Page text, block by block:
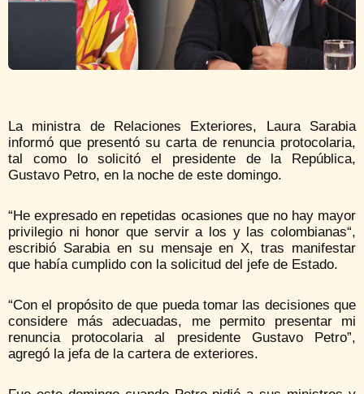
La ministra de Relaciones Exteriores, Laura Sarabia
informó que presentó su carta de renuncia protocolaria,
tal como lo solicitó el presidente de la República,
Gustavo Petro, en la noche de este domingo.
“He expresado en repetidas ocasiones que no hay mayor
privilegio ni honor que servir a los y las colombianas“,
escribió Sarabia en su mensaje en X, tras manifestar
que había cumplido con la solicitud del jefe de Estado.
“Con el propósito de que pueda tomar las decisiones que
considere más adecuadas, me permito presentar mi
renuncia protocolaria al presidente Gustavo Petro”,
agregó la jefa de la cartera de exteriores.